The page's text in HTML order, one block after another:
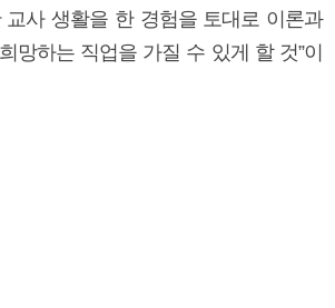
교사 생활을 한 경험을 토대로 이론과
망하는 직업을 가질 수 있게 할 것”이